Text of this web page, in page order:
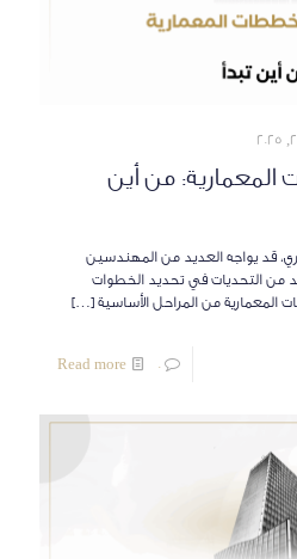
من أين
قد يواجه العديد من المهندسين
من التحديات في تحديد الخطوات
المعمارية من المراحل الأساسية […]
0
Read more